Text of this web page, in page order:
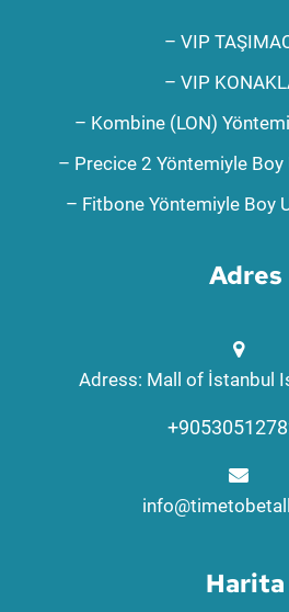
– VIP
– VIP
– Kombine (LON)
– Precice 2 Yöntemiyle Boy
– Fitbone Yöntemiyle Boy
Adres
Adress: Mall of İstanbul
Harita